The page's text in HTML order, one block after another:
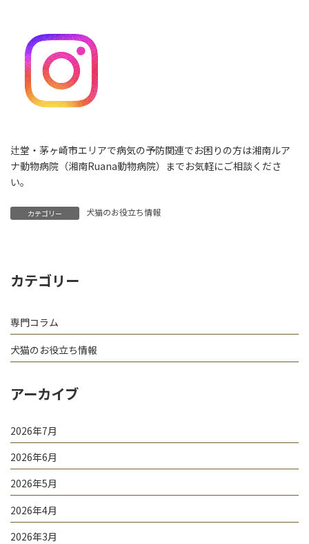
辻堂・茅ヶ崎市エリアで病気の予防関連でお困りの方は湘南ルア
ナ動物病院（湘南Ruana動物病院）までお気軽にご相談くださ
い。
カテゴリー 犬猫のお役立ち情報
カテゴリー
専門コラム
犬猫のお役立ち情報
アーカイブ
2026年7月
2026年6月
2026年5月
2026年4月
2026年3月